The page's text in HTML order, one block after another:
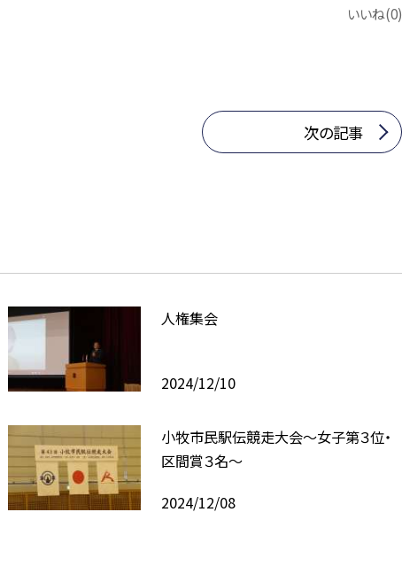
いいね(0)
次の記事
人権集会
2024/12/10
小牧市民駅伝競走大会〜女子第３位・
区間賞３名〜
2024/12/08